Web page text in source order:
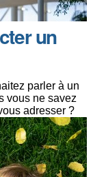
un
parler à un
vous ne savez
adresser ?